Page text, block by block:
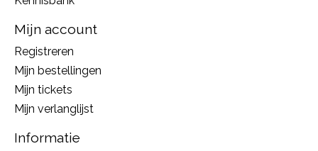
Mijn account
Registreren
Mijn bestellingen
Mijn tickets
Mijn verlanglijst
Informatie